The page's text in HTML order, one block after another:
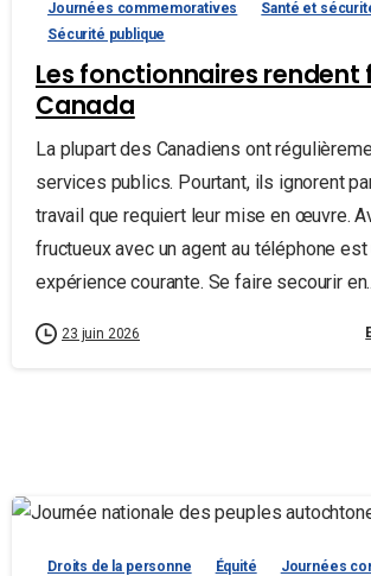
Journées commemoratives
Santé et
Sécurité publique
Les fonctionnaires rendent
Canada
La plupart des Canadiens ont
services publics. Pourtant, ils ignorent
travail que requiert leur mise en œuvre.
fructueux avec un agent au téléphone est
expérience courante. Se faire secourir
23 juin 2026
Droits de la personne Équité
Journées